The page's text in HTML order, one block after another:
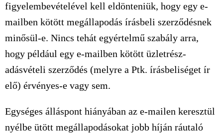
figyelembevételével kell eldönteniük, hogy egy e-
mailben kötött megállapodás írásbeli szerződésnek
minősül-e. Nincs tehát egyértelmű szabály arra,
hogy például egy e-mailben kötött üzletrész-
adásvételi szerződés (melyre a Ptk. írásbeliséget ír
elő) érvényes-e vagy sem.
Egységes álláspont hiányában az e-mailen keresztül
nyélbe ütött megállapodásokat jobb híján ráutaló